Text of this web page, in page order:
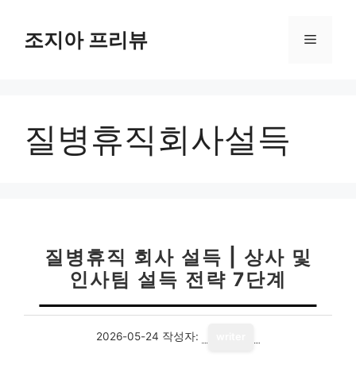
조지아 프리뷰 메
질병휴직회사설득
질병휴직 회사 설득 | 상사 및
인사팀 설득 전략 7단계
2026-05-24 작성자: